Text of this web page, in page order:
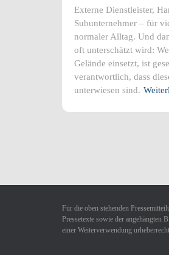
Externe Dienstleister,
Subunternehmer – für
normaler Alltag. Und
oft unterschätzt wird:
Gelände einsetzt, ist
verantwortlich, dass
unterwiesen sind.
Für die oben stehenden
Pressetexte sowie der
einer Weiterverwendung